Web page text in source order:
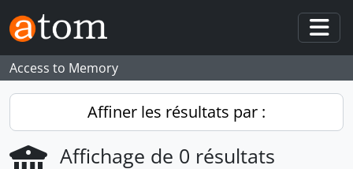
Skip to main content
Access to Memory
Affiner les résultats par :
Affichage de 0 résultats